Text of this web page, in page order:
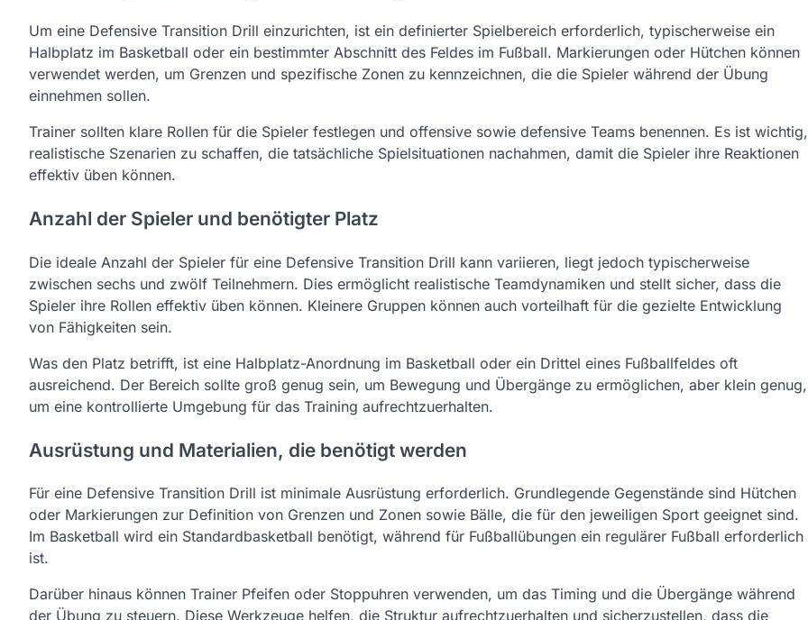
Um eine Defensive Transition Drill einzurichten, ist ein definierter Spielbereich erforderlich, typischerweise ein
Halbplatz im Basketball oder ein bestimmter Abschnitt des Feldes im Fußball. Markierungen oder Hütchen können
verwendet werden, um Grenzen und spezifische Zonen zu kennzeichnen, die die Spieler während der Übung
einnehmen sollen.
Trainer sollten klare Rollen für die Spieler festlegen und offensive sowie defensive Teams benennen. Es ist wichtig,
realistische Szenarien zu schaffen, die tatsächliche Spielsituationen nachahmen, damit die Spieler ihre Reaktionen
effektiv üben können.
Anzahl der Spieler und benötigter Platz
Die ideale Anzahl der Spieler für eine Defensive Transition Drill kann variieren, liegt jedoch typischerweise
zwischen sechs und zwölf Teilnehmern. Dies ermöglicht realistische Teamdynamiken und stellt sicher, dass die
Spieler ihre Rollen effektiv üben können. Kleinere Gruppen können auch vorteilhaft für die gezielte Entwicklung
von Fähigkeiten sein.
Was den Platz betrifft, ist eine Halbplatz-Anordnung im Basketball oder ein Drittel eines Fußballfeldes oft
ausreichend. Der Bereich sollte groß genug sein, um Bewegung und Übergänge zu ermöglichen, aber klein genug,
um eine kontrollierte Umgebung für das Training aufrechtzuerhalten.
Ausrüstung und Materialien, die benötigt werden
Für eine Defensive Transition Drill ist minimale Ausrüstung erforderlich. Grundlegende Gegenstände sind Hütchen
oder Markierungen zur Definition von Grenzen und Zonen sowie Bälle, die für den jeweiligen Sport geeignet sind.
Im Basketball wird ein Standardbasketball benötigt, während für Fußballübungen ein regulärer Fußball erforderlich
ist.
Darüber hinaus können Trainer Pfeifen oder Stoppuhren verwenden, um das Timing und die Übergänge während
der Übung zu steuern. Diese Werkzeuge helfen, die Struktur aufrechtzuerhalten und sicherzustellen, dass die